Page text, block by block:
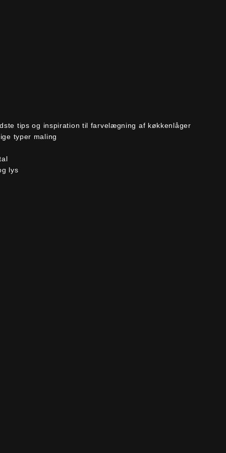
tips og inspiration til farvelægning af køkkenlåger
typer maling
lys